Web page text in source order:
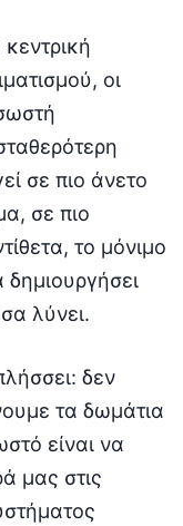
κεντρική
οι
σε πιο άνετο
σε πιο
το μόνιμο
λύνει.
δεν
τα δωμάτια
είναι να
μας στις